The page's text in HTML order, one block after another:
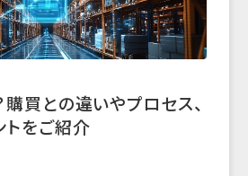
買との違いやプロセス、
をご紹介